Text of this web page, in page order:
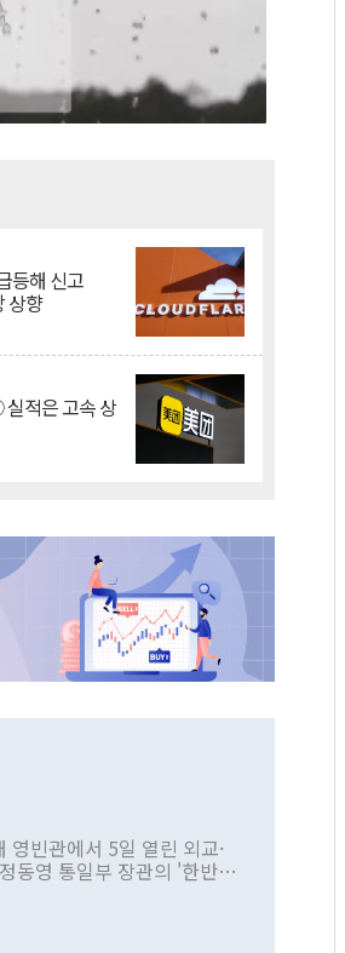
등해 신고
상향
적은 고속 상
빈관에서 5일 열린 외교·
동영 통일부 장관의 '한반도
정책으로 추진하겠다고 공